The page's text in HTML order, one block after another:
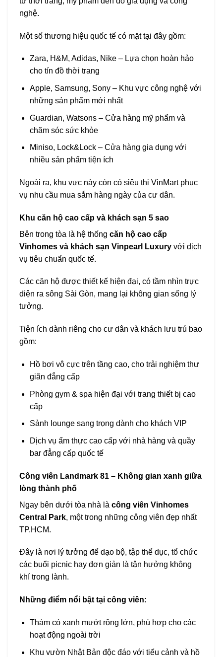
nghệ.
Một số thương hiệu quốc tế có mặt tại đây gồm:
Zara, H&M, Adidas, Nike – Lựa chọn hoàn hảo
cho tín đồ thời trang
Apple, Samsung, Sony – Khu vực công nghệ với
những sản phẩm mới nhất
Guardian, Watsons – Cửa hàng mỹ phẩm và
chăm sóc sức khỏe
Miniso, Lock&Lock – Cửa hàng gia dụng với
nhiều sản phẩm tiện ích
Ngoài ra, khu vực này còn có siêu thị VinMart phục
vụ nhu cầu mua sắm hàng ngày của cư dân.
Khu căn hộ cao cấp và khách sạn 5 sao
Bên trong tòa là hệ thống căn hộ cao cấp
Vinhomes và khách sạn Vinpearl Luxury với dịch
vụ tiêu chuẩn quốc tế.
Các căn hộ được thiết kế hiện đại, có tầm nhìn trực
diện ra sông Sài Gòn, mang lại không gian sống lý
tưởng.
Tiện ích dành riêng cho cư dân và khách lưu trú bao
gồm:
Hồ bơi vô cực trên tầng cao, cho trải nghiệm thư
giãn đẳng cấp
Phòng gym & spa hiện đại với trang thiết bị cao
cấp
Sảnh lounge sang trọng dành cho khách VIP
Dịch vụ ẩm thực cao cấp với nhà hàng và quầy
bar đẳng cấp quốc tế
Công viên Landmark 81 – Không gian xanh giữa
lòng thành phố
Ngay bên dưới tòa nhà là công viên Vinhomes
Central Park, một trong những công viên đẹp nhất
TP.HCM.
Đây là nơi lý tưởng để dạo bộ, tập thể dục, tổ chức
các buổi picnic hay đơn giản là tận hưởng không
khí trong lành.
Những điểm nổi bật tại công viên:
Thảm cỏ xanh mướt rộng lớn, phù hợp cho các
hoạt động ngoài trời
Khu vườn Nhật Bản độc đáo với tiểu cảnh và hồ